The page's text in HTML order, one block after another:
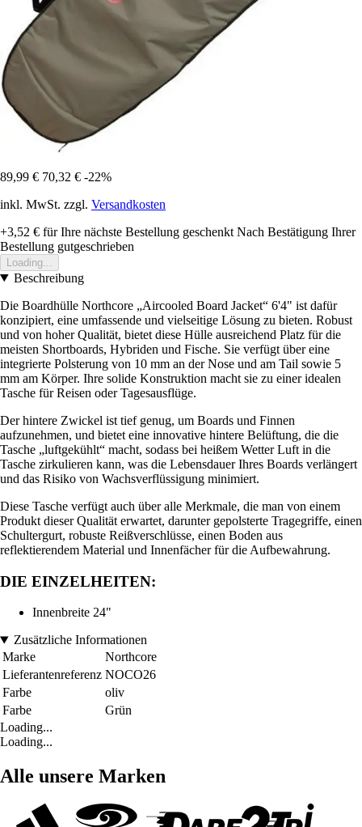
89,99 € 70,32 € -22%
inkl. MwSt. zzgl. Versandkosten
+3,52 € für Ihre nächste Bestellung geschenkt Nach Bestätigung Ihrer
Bestellung gutgeschrieben
Loading...
Beschreibung
Die Boardhülle Northcore „Aircooled Board Jacket“ 6'4" ist dafür
konzipiert, eine umfassende und vielseitige Lösung zu bieten. Robust
und von hoher Qualität, bietet diese Hülle ausreichend Platz für die
meisten Shortboards, Hybriden und Fische. Sie verfügt über eine
integrierte Polsterung von 10 mm an der Nose und am Tail sowie 5
mm am Körper. Ihre solide Konstruktion macht sie zu einer idealen
Tasche für Reisen oder Tagesausflüge.
Der hintere Zwickel ist tief genug, um Boards und Finnen
aufzunehmen, und bietet eine innovative hintere Belüftung, die die
Tasche „luftgekühlt“ macht, sodass bei heißem Wetter Luft in die
Tasche zirkulieren kann, was die Lebensdauer Ihres Boards verlängert
und das Risiko von Wachsverflüssigung minimiert.
Diese Tasche verfügt auch über alle Merkmale, die man von einem
Produkt dieser Qualität erwartet, darunter gepolsterte Tragegriffe, einen
Schultergurt, robuste Reißverschlüsse, einen Boden aus
reflektierendem Material und Innenfächer für die Aufbewahrung.
DIE EINZELHEITEN:
Innenbreite 24"
Zusätzliche Informationen
Marke
Northcore
Lieferantenreferenz NOCO26
Farbe
oliv
Farbe
Grün
Loading...
Loading...
Alle unsere Marken